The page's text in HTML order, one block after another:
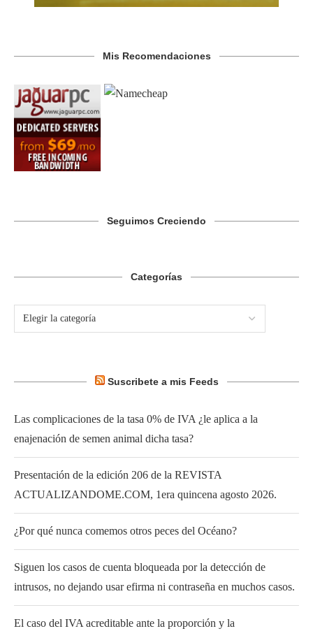
Mis Recomendaciones
Seguimos Creciendo
Categorías
Suscribete a mis Feeds
Las complicaciones de la tasa 0% de IVA ¿le aplica a la
enajenación de semen animal dicha tasa?
Presentación de la edición 206 de la REVISTA
ACTUALIZANDOME.COM, 1era quincena agosto 2026.
¿Por qué nunca comemos otros peces del Océano?
Siguen los casos de cuenta bloqueada por la detección de
intrusos, no dejando usar efirma ni contraseña en muchos casos.
El caso del IVA acreditable ante la proporción y la